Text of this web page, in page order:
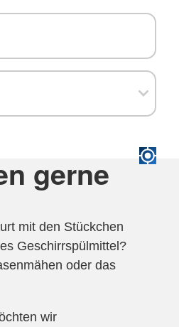
gerne
mit den Stückchen
Geschirrspülmittel?
oder das
wir